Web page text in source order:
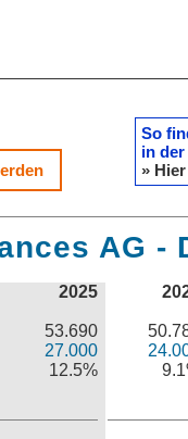
So
in
»
AG -
2025
53.690
27.000
12.5%